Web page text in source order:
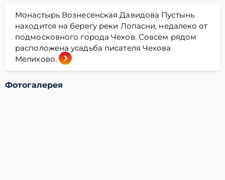
Монастырь Вознесенская Давидова Пустынь
находится на берегу реки Лопасни, недалеко от
подмосковного города Чехов. Совсем рядом
расположена усадьба писателя Чехова
Мелихово.
Фотогалерея